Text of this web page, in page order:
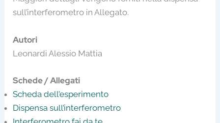
sull’interferometro in Allegato.
Autori
Leonardi Alessio Mattia
Schede / Allegati
Scheda dell’esperimento
Dispensa sull’interferometro